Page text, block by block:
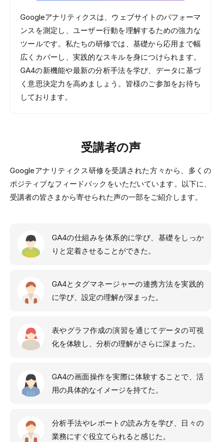
Googleアナリティクスは、ウェブサイトのパフォーマ
ンスを測定し、ユーザー行動を理解するための強力な
ツールです。私たちの研修では、基礎から応用まで幅
広くカバーし、実践的なスキルを身につけられます。
GA4の新機能や最新の分析手法を学び、データに基づ
く意思決定力を高めましょう。皆様のご参加をお待ち
しております。
受講者の声
Googleアナリティクス研修を受講された方々から、多くの
ポジティブなフィードバックをいただいています。以下に、
受講者の皆さまから寄せられた声の一部をご紹介します。
GA4の仕組みを体系的に学び、基礎をしっか
りと定着させることができた。
GA4とタグマネージャーの連携方法を実践的
に学び、設定の理解が深まった。
表やグラフ作成の演習を通じてデータの可視
化を体験し、分析の理解がさらに深まった。
GA4の画面操作を実際に体験することで、活
用の具体的なイメージを持てた。
分析手法やレポートの読み方を学び、日々の
業務にすぐ役立てられると感じた。